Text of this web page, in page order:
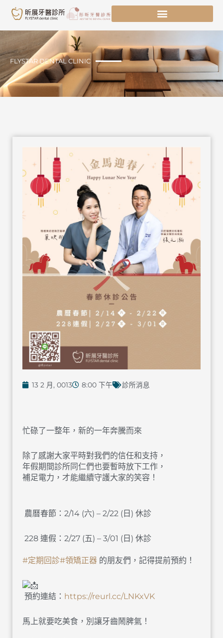
內
容
FLYSTAR DENTAL CLINIC
13 2 月, 0013 8:00 下午 診所消息
忙碌了一整年，新的一年奔騰而來
除了感謝大家平時對我們的信任和支持，
年假期間診所同仁們也要暫時放下工作，
補足電力，才能繼續守護大家的笑容！
農曆春節：2/14 (六) – 2/22 (日) 休診
228 連假：2/27 (五) – 3/01 (日) 休診
#定期回診#領矯正器 的朋友們，記得提前預約！
預約連結： https://reurl.cc/LNKxVK
馬上就要吃美食，別讓牙齒鬧脾氣！